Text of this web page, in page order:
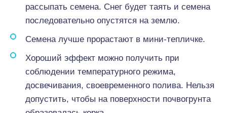
рассыпать семена. Снег будет таять и семена
последовательно опустятся на землю.
Семена лучше прорастают в мини-тепличке.
Хороший эффект можно получить при
соблюдении температурного режима,
досвечивания, своевременного полива. Нельзя
допустить, чтобы на поверхности почвогрунта